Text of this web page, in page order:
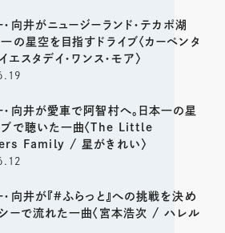
向井がニュージーランド・テカポ湖
の星空を目指すドライブ〈カーペンタ
スタデイ・ワンス・モア〉
・向井が愛車で阿智村へ。日本一の星
ブで聴いた一曲〈The Little
Family / 星がきれい〉
向井が『#ふらっと』への挑戦を決め
シーで流れた一曲〈宮本浩次 / ハレル